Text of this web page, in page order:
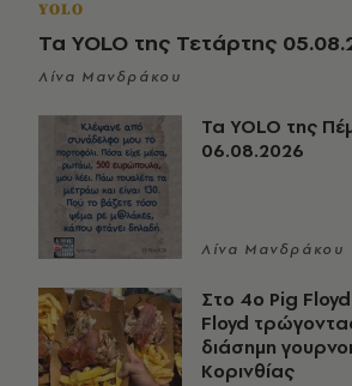
YOLO
Τα YOLO της Τετάρτης
Λίνα Μανδράκου
Τα YOLO της
06.08.2026
Λίνα Μανδράκου
Στο 4ο Pig
Floyd
διάσημη
Κορινθίας